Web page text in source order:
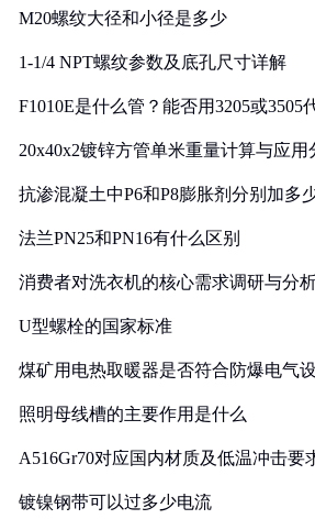
M20螺纹大径和小径是多少
1-1/4 NPT螺纹参数及底孔尺寸详解
F1010E是什么管？能否用3205或3505
20x40x2镀锌方管单米重量计算与应用
抗渗混凝土中P6和P8膨胀剂分别加多
法兰PN25和PN16有什么区别
消费者对洗衣机的核心需求调研与分
U型螺栓的国家标准
煤矿用电热取暖器是否符合防爆电气
照明母线槽的主要作用是什么
A516Gr70对应国内材质及低温冲击要
镀镍钢带可以过多少电流